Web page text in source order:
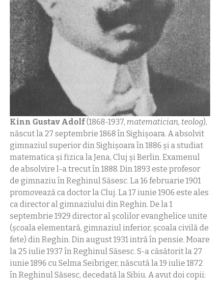
Kinn Gustav Adolf(1868-1937, matematician, teolog),
născut la 27 septembrie 1868 în Sighişoara. A absolvit
gimnaziul superior din Sighişoara în 1886 şi a studiat
matematica şi fizica la Jena, Cluj şi Berlin. Examenul
de absolvire l-a trecut în 1888. Din 1893 este profesor
de gimnaziu în Reghinul Săsesc. La 16 februarie 1901
promovează ca doctor la Cluj. La 17 iunie 1906 este ales
ca director al gimnaziului din Reghin. De la 1
septembrie 1929 director al şcolilor evanghelice unite
(şcoala elementară, gimnaziul inferior, şcoala civilă de
fete) din Reghin. Din august 1931 intră în pensie. Moare
la 25 iulie 1937 în Reghinul Săsesc. S-a căsătorit la 27
iunie 1896 cu Selma Seibriger, născută la 19 iulie 1872
în Reghinul Săsesc, decedată la Sibiu. A avut doi copii: